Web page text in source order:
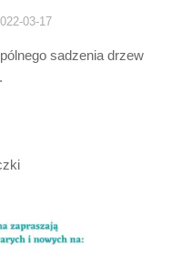
03-17
sadzenia drzew